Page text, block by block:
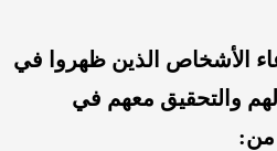
الأشخاص الذين ظهروا في
والتحقيق معهم في
من: